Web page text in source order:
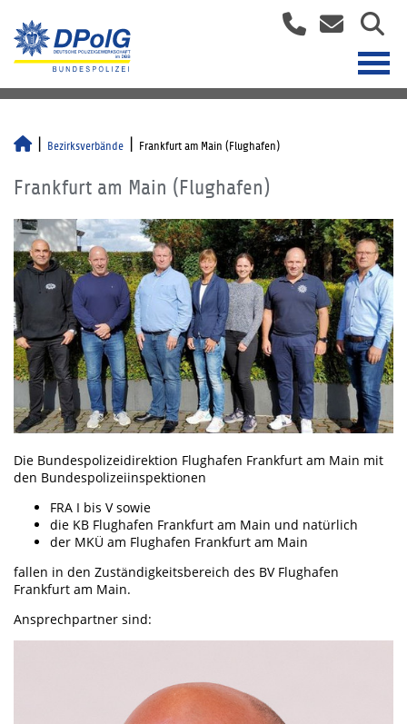
Bezirksverbände Frankfurt am Main (Flughafen)
Frankfurt am Main (Flughafen)
Die Bundespolizeidirektion Flughafen Frankfurt am Main mit
den Bundespolizeiinspektionen
FRA I bis V sowie
die KB Flughafen Frankfurt am Main und natürlich
der MKÜ am Flughafen Frankfurt am Main
fallen in den Zuständigkeitsbereich des BV Flughafen
Frankfurt am Main.
Ansprechpartner sind: